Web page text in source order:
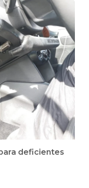
deficientes